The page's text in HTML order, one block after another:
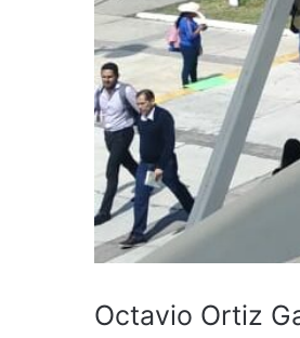
Octavio Ortiz